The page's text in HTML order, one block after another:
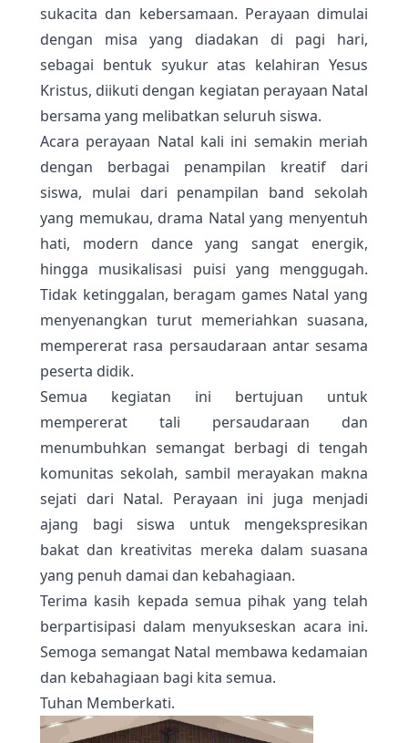
sukacita dan kebersamaan. Perayaan dimulai
dengan misa yang diadakan di pagi hari,
sebagai bentuk syukur atas kelahiran Yesus
Kristus, diikuti dengan kegiatan perayaan Natal
bersama yang melibatkan seluruh siswa.
Acara perayaan Natal kali ini semakin meriah
dengan berbagai penampilan kreatif dari
siswa, mulai dari penampilan band sekolah
yang memukau, drama Natal yang menyentuh
hati, modern dance yang sangat energik,
hingga musikalisasi puisi yang menggugah.
Tidak ketinggalan, beragam games Natal yang
menyenangkan turut memeriahkan suasana,
mempererat rasa persaudaraan antar sesama
peserta didik.
Semua kegiatan ini bertujuan untuk
mempererat tali persaudaraan dan
menumbuhkan semangat berbagi di tengah
komunitas sekolah, sambil merayakan makna
sejati dari Natal. Perayaan ini juga menjadi
ajang bagi siswa untuk mengekspresikan
bakat dan kreativitas mereka dalam suasana
yang penuh damai dan kebahagiaan.
Terima kasih kepada semua pihak yang telah
berpartisipasi dalam menyukseskan acara ini.
Semoga semangat Natal membawa kedamaian
dan kebahagiaan bagi kita semua.
Tuhan Memberkati.